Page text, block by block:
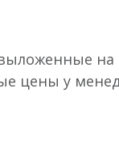
на
цены у